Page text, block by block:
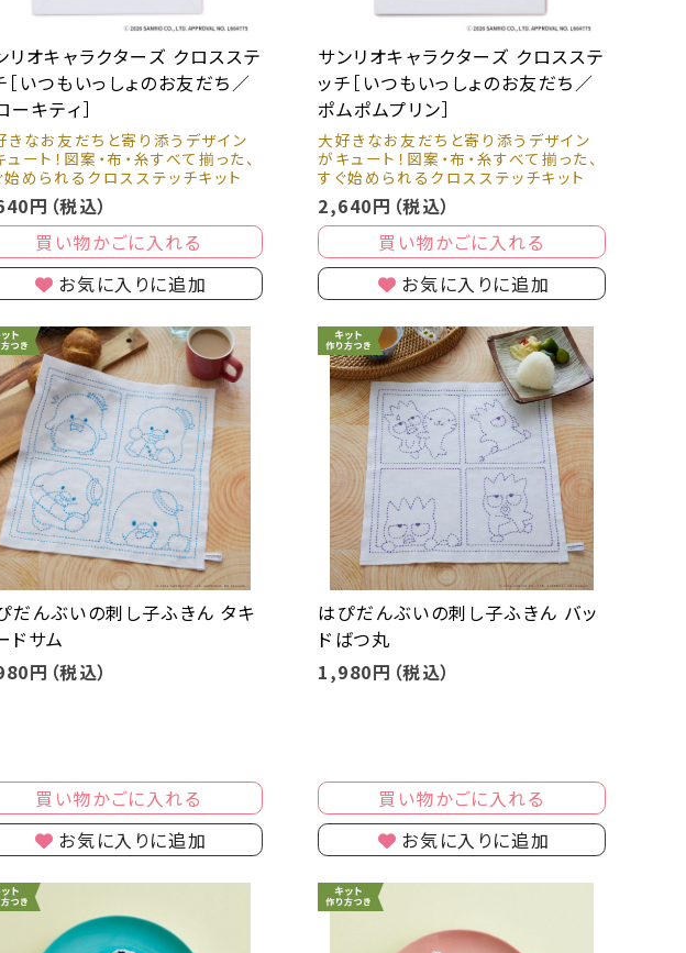
リオキャラクターズ クロスステ
［いつもいっしょのお友だち／
ーキティ］
きなお友だちと寄り添うデザイン
ュート！図案・布・糸すべて揃った、
始められるクロスステッチキット
円（税込）
買い物かごに入れる
お気に入りに追加
サンリオキャラクターズ クロスステ
ッチ［いつもいっしょのお友だち／
ポムポムプリン］
大好きなお友だちと寄り添うデザイン
がキュート！図案・布・糸すべて揃った、
すぐ始められるクロスステッチキット
2,640円（税込）
買い物かごに入れる
お気に入りに追加
だんぶいの刺し子ふきん タキ
ドサム
円（税込）
買い物かごに入れる
お気に入りに追加
はぴだんぶいの刺し子ふきん バッ
ドばつ丸
1,980円（税込）
買い物かごに入れる
お気に入りに追加